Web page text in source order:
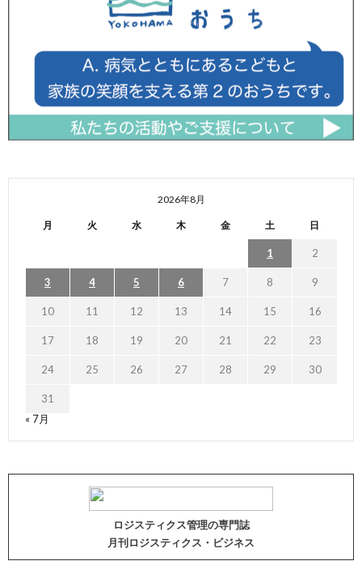
2026年8月
月 火 水 木 金 土 日
1 2
3 4 5 6 7 8 9
10 11 12 13 14 15 16
17 18 19 20 21 22 23
24 25 26 27 28 29 30
31
« 7月
ロジスティクス管理の専門誌
月刊ロジスティクス・ビジネス